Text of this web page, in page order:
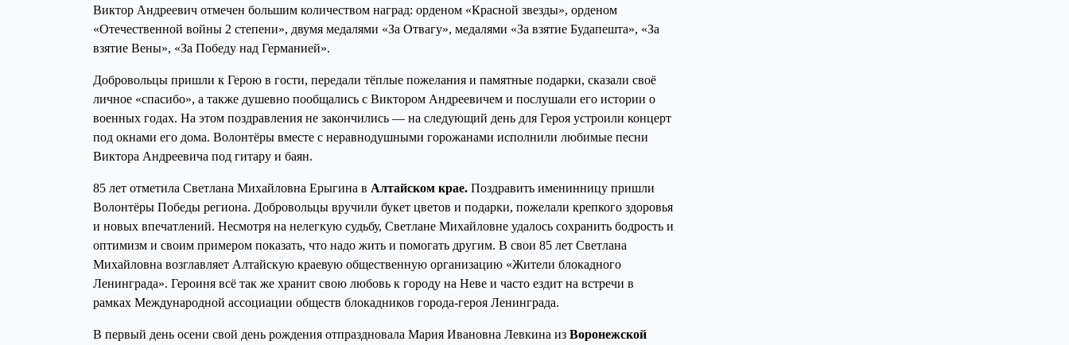
Виктор Андреевич отмечен большим количеством наград: орденом «Красной звезды», орденом
«Отечественной войны 2 степени», двумя медалями «За Отвагу», медалями «За взятие Будапешта», «За
взятие Вены», «За Победу над Германией».
Добровольцы пришли к Герою в гости, передали тёплые пожелания и памятные подарки, сказали своё
личное «спасибо», а также душевно пообщались с Виктором Андреевичем и послушали его истории о
военных годах. На этом поздравления не закончились — на следующий день для Героя устроили концерт
под окнами его дома. Волонтёры вместе с неравнодушными горожанами исполнили любимые песни
Виктора Андреевича под гитару и баян.
85 лет отметила Светлана Михайловна Ерыгина в Алтайском крае. Поздравить именинницу пришли
Волонтёры Победы региона. Добровольцы вручили букет цветов и подарки, пожелали крепкого здоровья
и новых впечатлений. Несмотря на нелегкую судьбу, Светлане Михайловне удалось сохранить бодрость и
оптимизм и своим примером показать, что надо жить и помогать другим. В свои 85 лет Светлана
Михайловна возглавляет Алтайскую краевую общественную организацию «Жители блокадного
Ленинграда». Героиня всё так же хранит свою любовь к городу на Неве и часто ездит на встречи в
рамках Международной ассоциации обществ блокадников города-героя Ленинграда.
В первый день осени свой день рождения отпраздновала Мария Ивановна Левкина из Воронежской